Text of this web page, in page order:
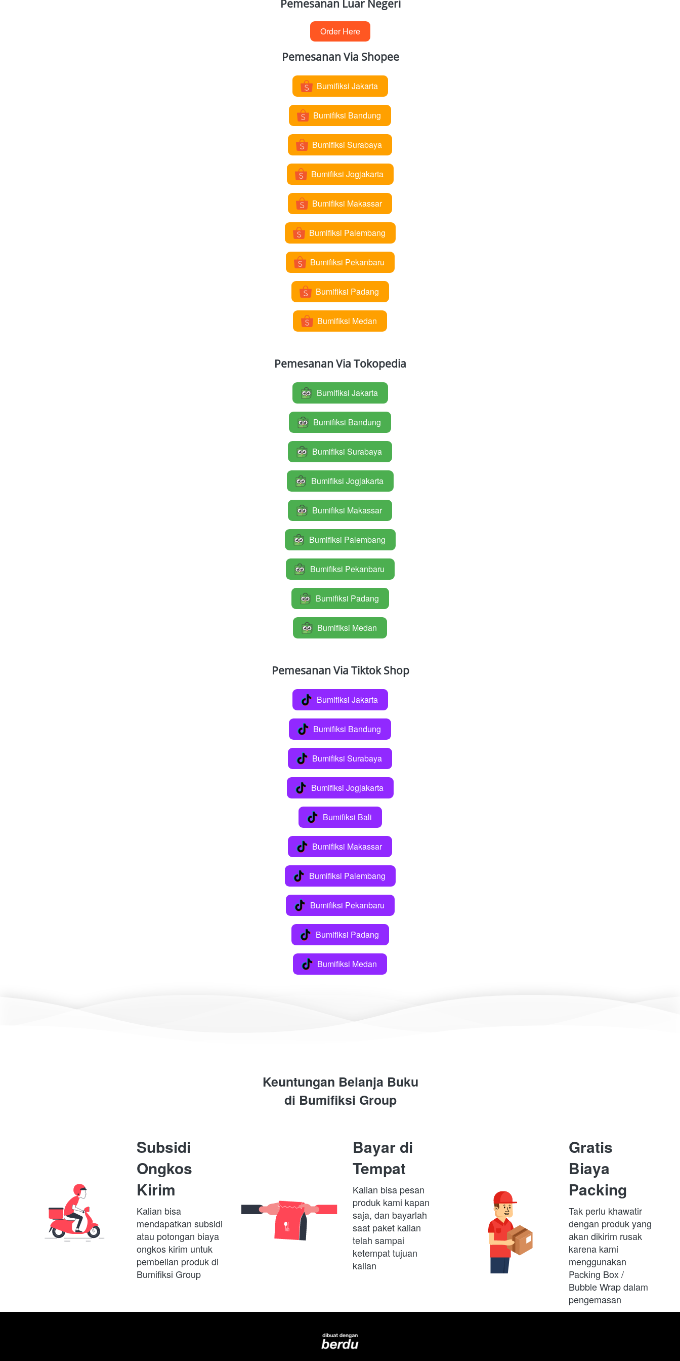
Pemesanan Luar Negeri
`
Order Here
Pemesanan Via Shopee
` Bumifiksi Jakarta
` Bumifiksi Bandung
` Bumifiksi Surabaya
` Bumifiksi Jogjakarta
` Bumifiksi Makassar
` Bumifiksi Palembang
` Bumifiksi Pekanbaru
` Bumifiksi Padang
` Bumifiksi Medan
Pemesanan Via Tokopedia
` Bumifiksi Jakarta
` Bumifiksi Bandung
` Bumifiksi Surabaya
` Bumifiksi Jogjakarta
` Bumifiksi Makassar
` Bumifiksi Palembang
` Bumifiksi Pekanbaru
` Bumifiksi Padang
` Bumifiksi Medan
Pemesanan Via Tiktok Shop
` Bumifiksi Jakarta
` Bumifiksi Bandung
` Bumifiksi Surabaya
` Bumifiksi Jogjakarta
` Bumifiksi Bali
` Bumifiksi Makassar
` Bumifiksi Palembang
` Bumifiksi Pekanbaru
` Bumifiksi Padang
` Bumifiksi Medan
Keuntungan Belanja Buku
di Bumifiksi Group
Subsidi
Ongkos
Kirim
Kalian bisa
mendapatkan subsidi
atau potongan biaya
ongkos kirim untuk
pembelian produk di
Bumifiksi Group
Bayar di
Tempat
Kalian bisa pesan
produk kami kapan
saja, dan bayarlah
saat paket kalian
telah sampai
ketempat tujuan
kalian
Gratis
Biaya
Packing
Tak perlu khawatir
dengan produk yang
akan dikirim rusak
karena kami
menggunakan
Packing Box /
Bubble Wrap dalam
pengemasan